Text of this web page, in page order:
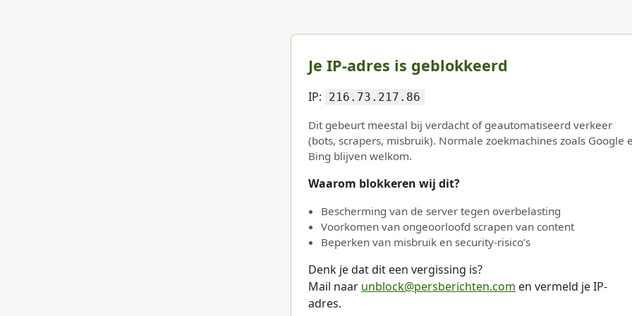
Je IP-adres is geblokkeerd
IP: 216.73.217.86
Dit gebeurt meestal bij verdacht of geautomatiseerd verkeer
(bots, scrapers, misbruik). Normale zoekmachines zoals Google
Bing blijven welkom.
Waarom blokkeren wij dit?
Bescherming van de server tegen overbelasting
Voorkomen van ongeoorloofd scrapen van content
Beperken van misbruik en security-risico’s
Denk je dat dit een vergissing is?
Mail naar unblock@persberichten.com en vermeld je IP-
adres.